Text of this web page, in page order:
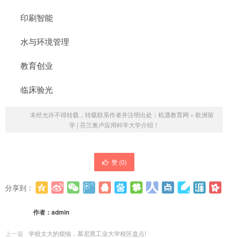
印刷智能
水与环境管理
教育创业
临床验光
未经允许不得转载，转载联系作者并注明出处： 机遇教育网 » 欧洲留
学 | 芬兰奥卢应用科学大学介绍！
赞 (0)
分享到：
作者： admin
上一篇
学校太大的烦恼，慕尼黑工业大学校区盘点!